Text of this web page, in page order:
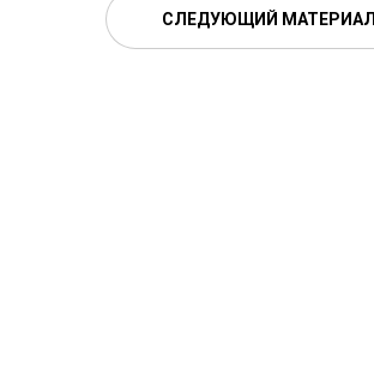
СЛЕДУЮЩИЙ МАТЕРИАЛ